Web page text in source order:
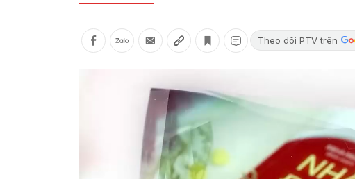
Theo dõi PTV trên